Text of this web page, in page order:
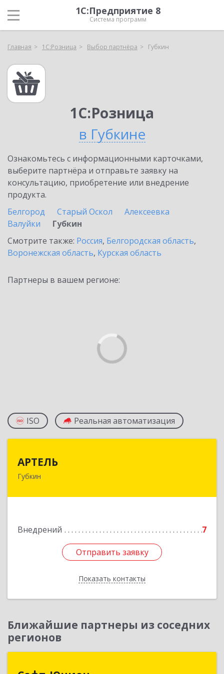
1С:Предприятие 8
Система программ
Главная 1С:Розница Выбор партнёра Губкин
1С:Розница
в Губкине
Ознакомьтесь с информационными карточками,
выберите партнёра и отправьте заявку на
консультацию, приобретение или внедрение
продукта.
Белгород
Старый Оскол
Алексеевка
Валуйки
Губкин
Смотрите также: Россия, Белгородская область,
Воронежская область, Курская область
Партнеры в вашем регионе:
ISO Реальная автоматизация
АРТЕЛЬ
Губкин
Внедрений 7
Отправить заявку
Показать контакты
309181, Белгородская обл, Губкинский р-н,
Отправить заявку
Назад
Ближайшие партнеры из соседних
регионов